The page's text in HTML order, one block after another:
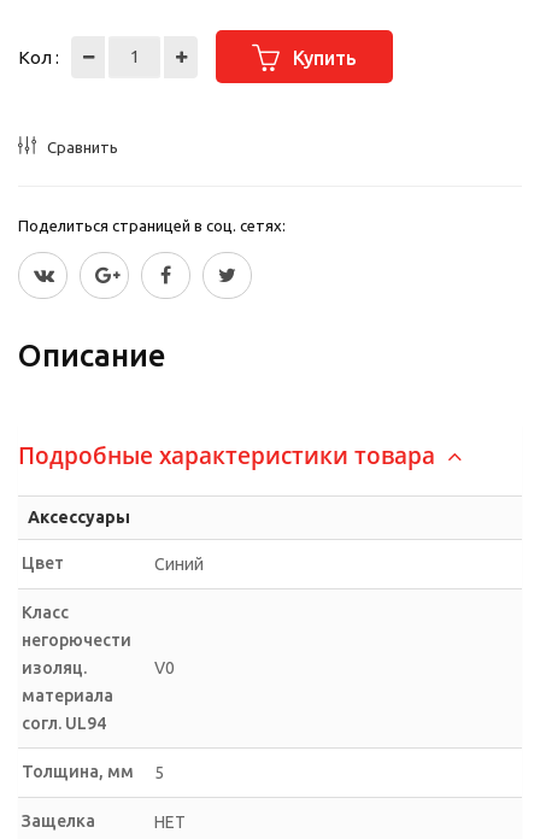
Кол : Купить
Сравнить
Поделиться страницей в соц. сетях:
Описание
Подробные характеристики товара
Аксессуары
Цвет Синий
Класс
негорючести
изоляц.
материала
согл. UL94
V0
Толщина, мм 5
Защелка НЕТ